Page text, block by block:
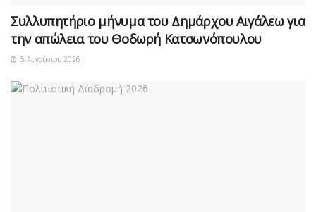
Συλλυπητήριο μήνυμα του Δημάρχου Αιγάλεω για
την απώλεια του Θοδωρή Κατσωνόπουλου
5 Αυγούστου 2026